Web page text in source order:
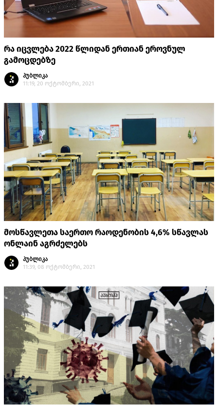
რა იცვლება 2022 წლიდან ერთიან ეროვნულ
გამოცდებზე
პუბლიკა
11:19, 20 ოქტომბერი, 2021
მოსწავლეთა საერთო რაოდენობის 4,6% სწავლას
ონლაინ აგრძელებს
პუბლიკა
11:39, 08 ოქტომბერი, 2021